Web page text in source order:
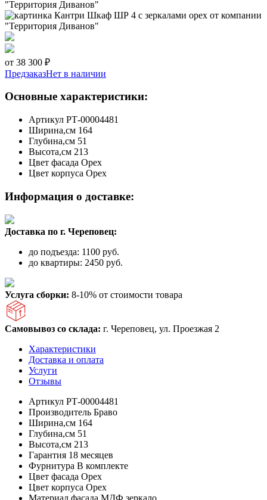
от 38 300 ₽
ПредзаказНет в наличии
Основные характеристики:
Артикул РТ-00004481
Ширина,см 164
Глубина,см 51
Высота,см 213
Цвет фасада Орех
Цвет корпуса Орех
Информация о доставке:
Доставка по г. Череповец:
до подъезда: 1100 руб.
до квартиры: 2450 руб.
Услуга сборки: 8-10% от стоимости товара
Самовывоз со склада: г. Череповец, ул. Проезжая 2
Характеристики
Доставка и оплата
Услуги
Отзывы
Артикул РТ-00004481
Производитель Браво
Ширина,см 164
Глубина,см 51
Высота,см 213
Гарантия 18 месяцев
Фурнитура В комплекте
Цвет фасада Орех
Цвет корпуса Орех
Материал фасада МДФ,зеркало